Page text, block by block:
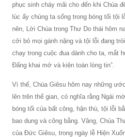
phục sinh cháy mãi cho đến khi Chúa
lúc ấy chúng ta sống trong bóng tối tội
nên, Lời Chúa trong Thư Do thái hôm
cởi bỏ mọi gánh nặng và tội lỗi đang
chạy trong cuộc đua dành cho ta, mắt
Đấng khai mở và kiện toàn lòng tin”.
Vì thế, Chúa Giêsu hôm nay những
lên trên thế gian, có nghĩa rằng Ngài
bóng tối của bất công, hận thù, tội lỗi
bao dung và công bằng. Vâng, Chúa
của Đức Giêsu, trong ngày lễ Hiện